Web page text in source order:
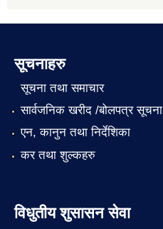
सूचनाहरु
सूचना तथा समाचार
सार्वजनिक खरीद /बोलपत्र सूचना
एन, कानुन तथा निर्देशिका
कर तथा शुल्कहरु
विधुतीय शुसासन सेवा